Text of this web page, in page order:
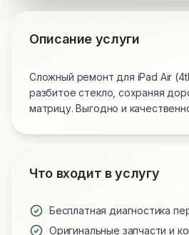
Описание услуги
Сложный ремонт для iPad Air
разбитое стекло, сохраняя
матрицу. Выгодно и
Что входит в услугу
Бесплатная диагностика
Оригинальные запчасти и